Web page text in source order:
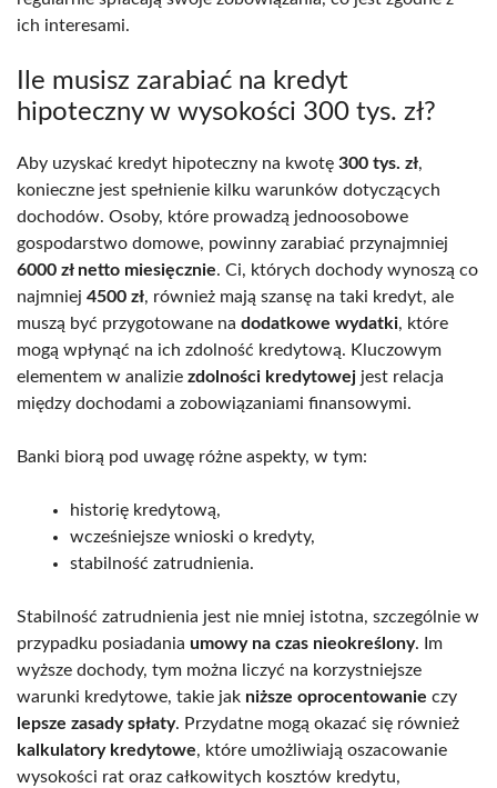
ich interesami.
Ile musisz zarabiać na kredyt
hipoteczny w wysokości 300 tys. zł?
Aby uzyskać kredyt hipoteczny na kwotę 300 tys. zł,
konieczne jest spełnienie kilku warunków dotyczących
dochodów. Osoby, które prowadzą jednoosobowe
gospodarstwo domowe, powinny zarabiać przynajmniej
6000 zł netto miesięcznie. Ci, których dochody wynoszą co
najmniej 4500 zł, również mają szansę na taki kredyt, ale
muszą być przygotowane na dodatkowe wydatki, które
mogą wpłynąć na ich zdolność kredytową. Kluczowym
elementem w analizie zdolności kredytowej jest relacja
między dochodami a zobowiązaniami finansowymi.
Banki biorą pod uwagę różne aspekty, w tym:
historię kredytową,
wcześniejsze wnioski o kredyty,
stabilność zatrudnienia.
Stabilność zatrudnienia jest nie mniej istotna, szczególnie w
przypadku posiadania umowy na czas nieokreślony. Im
wyższe dochody, tym można liczyć na korzystniejsze
warunki kredytowe, takie jak niższe oprocentowanie czy
lepsze zasady spłaty. Przydatne mogą okazać się również
kalkulatory kredytowe, które umożliwiają oszacowanie
wysokości rat oraz całkowitych kosztów kredytu,